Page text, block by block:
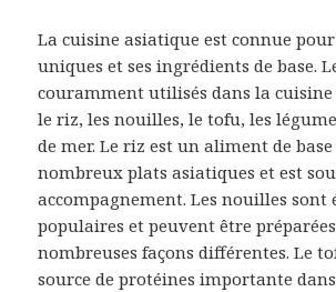
La cuisine asiatique est connue pour
uniques et ses ingrédients de base.
couramment utilisés dans la
le riz, les nouilles, le tofu, les
de mer. Le riz est un aliment de base
nombreux plats asiatiques et est
accompagnement. Les nouilles sont
populaires et peuvent être
nombreuses façons différentes. Le
source de protéines importante